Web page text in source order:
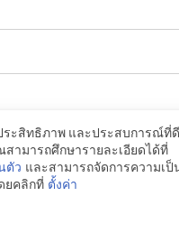
ส่วนตัว
Rust Bags-ถุงกันสนิม: 098-
ระสิทธิภาพ และประสบการณ์ที่
ามารถศึกษารายละเอียดได้ที่
ตัว และสามารถจัดการความเ
ยคลิกที่ ตั้งค่า